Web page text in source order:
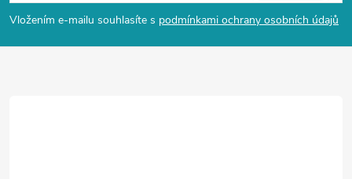
p
a
Vložením e-mailu souhlasíte s podmínkami ochrany osobních údajů